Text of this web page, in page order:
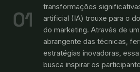
01
transformações
artificial (IA) trouxe para o
do marketing. Através de
abrangente das técnicas,
estratégias inovadoras,
busca inspirar os